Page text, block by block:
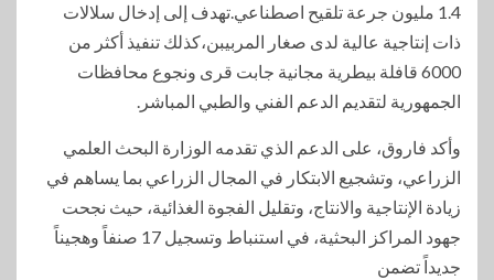
1.4 مليون جرعة تلقيح اصطناعي.تهدف إلى إدخال سلالات
ذات إنتاجية عالية لدى صغار المربيبن،كذلك تنفيذ أكثر من
6000 قافلة بيطرية مجانية جابت قرى ونجوع محافظات
الجمهورية لتقديم الدعم الفني والطبي المباشر.
وأكد فاروق، على الدعم الذي تقدمه الوزارة البحث العلمي
الزراعي، وتشجيع الابتكار في المجال الزراعي بما يساهم في
زيادة الإنتاجية والانتاج، وتقليل الفجوة الغذائية، حيث نجحت
جهود المراكز البحثية، في استنباط وتسجيل 17 صنفاً وهجيناً
جديداً تضمن